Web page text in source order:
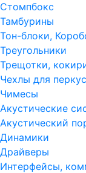
Стомпбокс
Тамбурины
Тон-блоки,
Треугольники
Трещотки,
Чехлы для
Чимесы
Акустические
Акустический
Динамики
Драйверы
Интерфейсы,